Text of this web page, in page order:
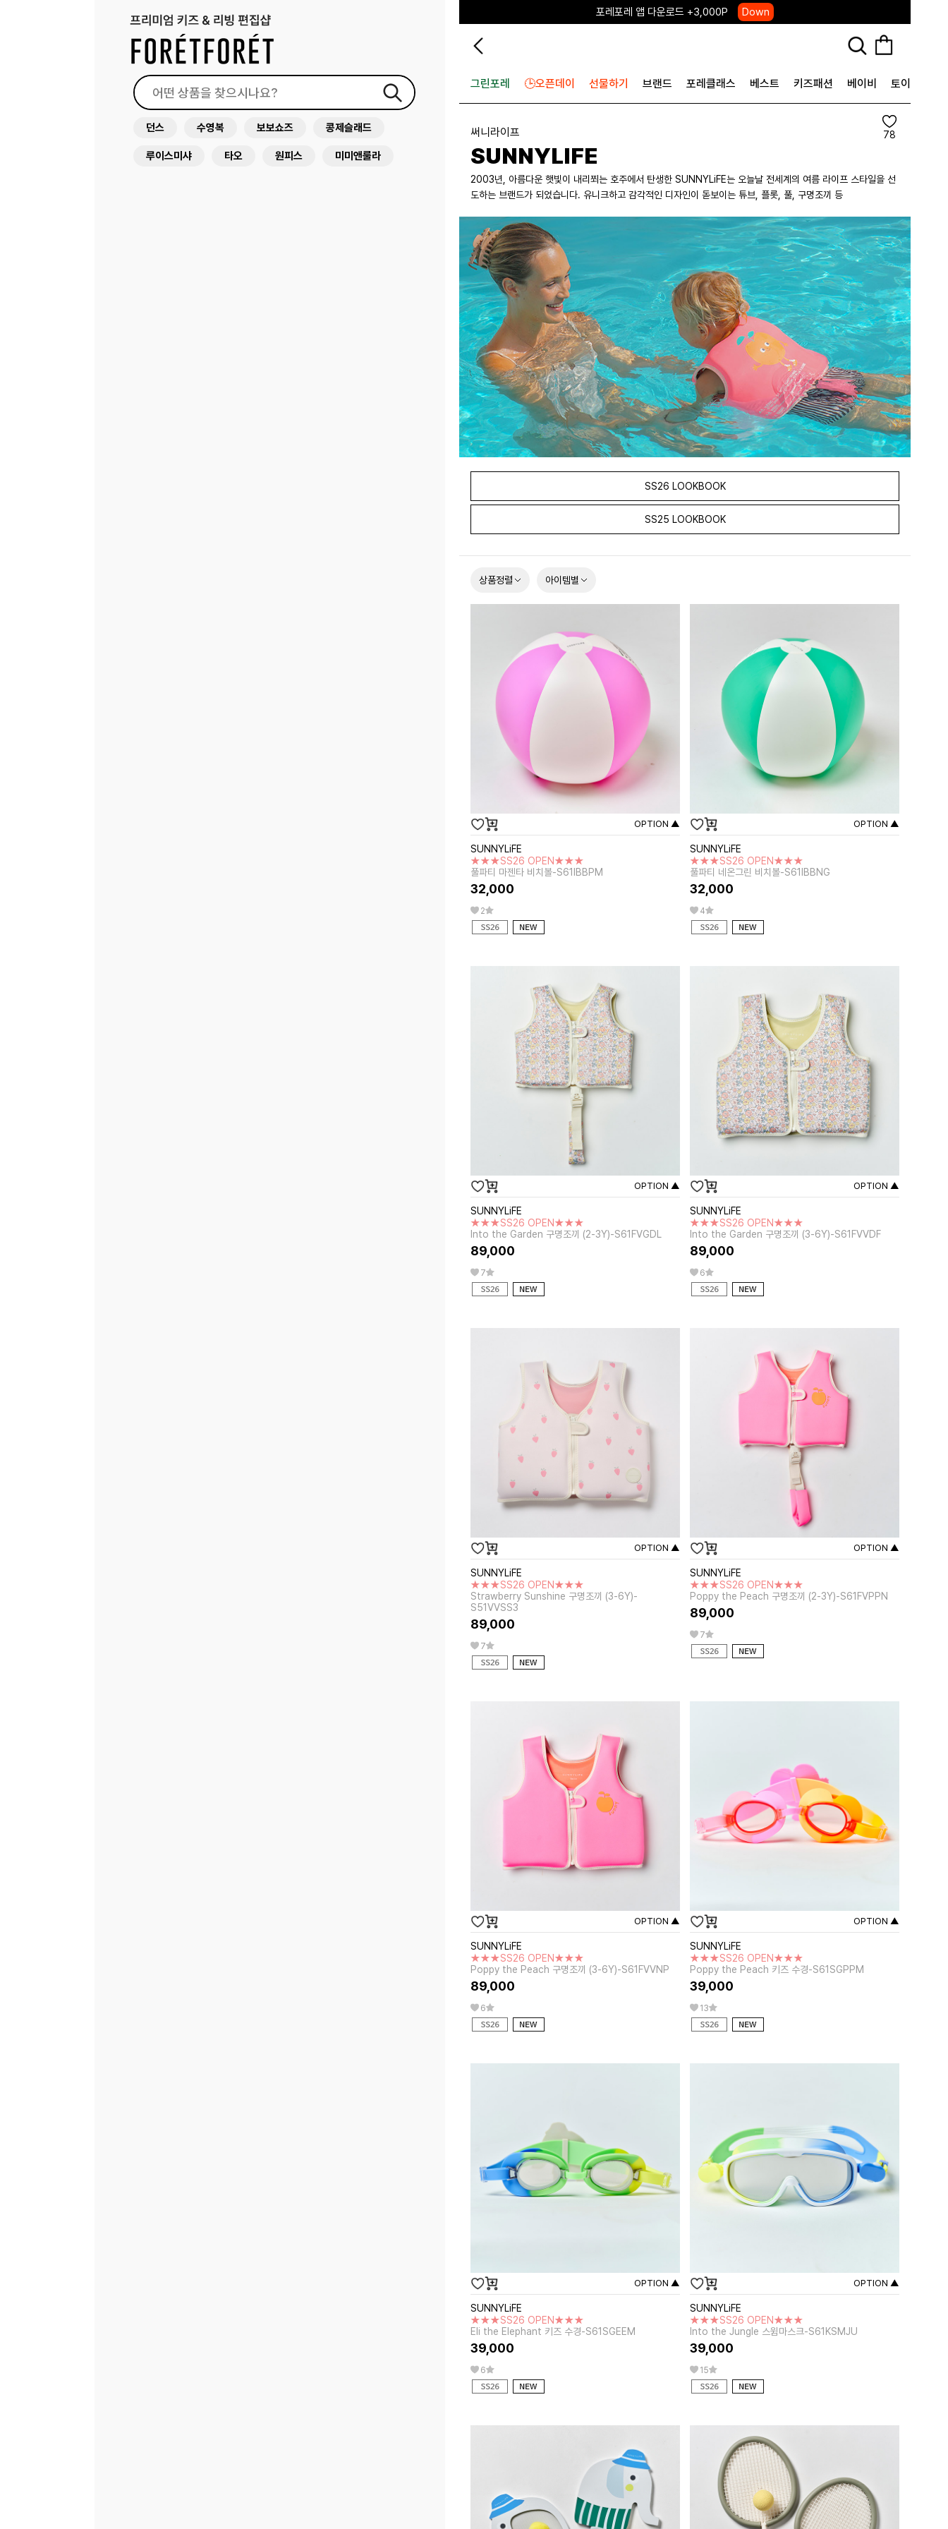
포레포레 앱 다운로드 +3,000P Down
그린포레 🕒오픈데이 선물하기 브랜드 포레클래스 베스트 키즈패션 베이비 토이&굿즈
78
써니라이프
SUNNYLIFE
2003년, 아름다운 햇빛이 내리쬐는 호주에서 탄생한 SUNNYLiFE는 오늘날 전세계의 여름 라이프 스타일을 선
도하는 브랜드가 되었습니다. 유니크하고 감각적인 디자인이 돋보이는 튜브, 플롯, 풀, 구명조끼 등
SS26 LOOKBOOK
SS25 LOOKBOOK
상품정렬 아이템별
OPTION ▲
SUNNYLiFE
★★★SS26 OPEN★★★
풀파티 마젠타 비치볼-S61IBBPM
32,000
2
OPTION ▲
SUNNYLiFE
★★★SS26 OPEN★★★
풀파티 네온그린 비치볼-S61IBBNG
32,000
4
OPTION ▲
SUNNYLiFE
★★★SS26 OPEN★★★
Into the Garden 구명조끼 (2-3Y)-S61FVGDL
89,000
7
OPTION ▲
SUNNYLiFE
★★★SS26 OPEN★★★
Into the Garden 구명조끼 (3-6Y)-S61FVVDF
89,000
6
OPTION ▲
SUNNYLiFE
★★★SS26 OPEN★★★
Strawberry Sunshine 구명조끼 (3-6Y)-
S51VVSS3
89,000
7
OPTION ▲
SUNNYLiFE
★★★SS26 OPEN★★★
Poppy the Peach 구명조끼 (2-3Y)-S61FVPPN
89,000
7
OPTION ▲
SUNNYLiFE
★★★SS26 OPEN★★★
Poppy the Peach 구명조끼 (3-6Y)-S61FVVNP
89,000
6
OPTION ▲
SUNNYLiFE
★★★SS26 OPEN★★★
Poppy the Peach 키즈 수경-S61SGPPM
39,000
13
OPTION ▲
SUNNYLiFE
★★★SS26 OPEN★★★
Eli the Elephant 키즈 수경-S61SGEEM
39,000
6
OPTION ▲
SUNNYLiFE
★★★SS26 OPEN★★★
Into the Jungle 스윔마스크-S61KSMJU
39,000
15
던스 수영복 보보쇼즈 콩제슬래드
루이스미샤 타오 원피스 미미앤룰라